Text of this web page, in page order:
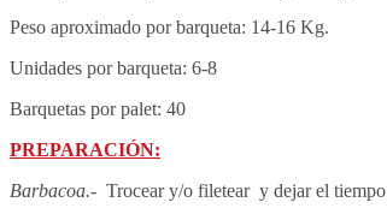
Peso aproximado por barqueta: 14-16 Kg.
Unidades por barqueta: 6-8
Barquetas por palet: 40
PREPARACIÓN:
Barbacoa.- Trocear y/o filetear y dejar el tiempo